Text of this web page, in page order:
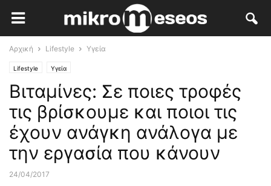
Αρχική Lifestyle Υγεία
Lifestyle Υγεία
Βιταμίνες: Σε ποιες τροφές
τις βρίσκουμε και ποιοι τις
έχουν ανάγκη ανάλογα με
την εργασία που κάνουν
24/04/2017